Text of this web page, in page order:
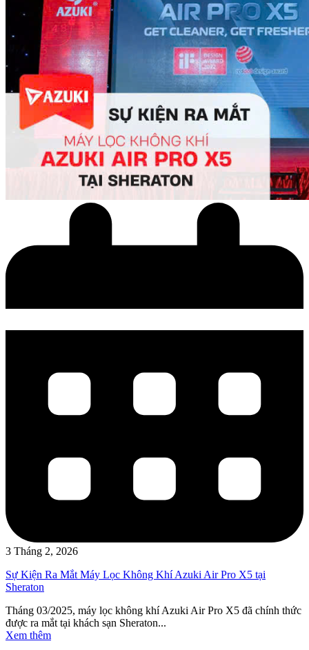
3 Tháng 2, 2026
Sự Kiện Ra Mắt Máy Lọc Không Khí Azuki Air Pro X5 tại
Sheraton
Tháng 03/2025, máy lọc không khí Azuki Air Pro X5 đã chính thức
được ra mắt tại khách sạn Sheraton...
Xem thêm